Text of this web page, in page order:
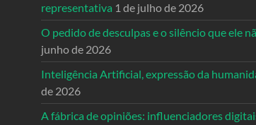
representativa 1 de julho de 2026
O pedido de desculpas e o silêncio que ele
junho de 2026
Inteligência Artificial, expressão da
de 2026
A fábrica de opiniões: influenciadores